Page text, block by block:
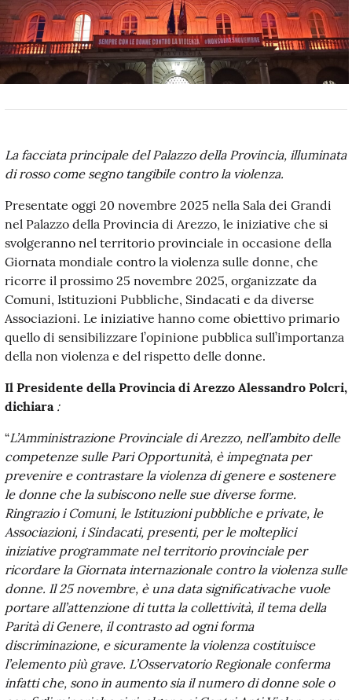
La facciata principale del Palazzo della Provincia, illuminata
di rosso come segno tangibile contro la violenza.
Presentate oggi 20 novembre 2025 nella Sala dei Grandi
nel Palazzo della Provincia di Arezzo, le iniziative che si
svolgeranno nel territorio provinciale in occasione della
Giornata mondiale contro la violenza sulle donne, che
ricorre il prossimo 25 novembre 2025, organizzate da
Comuni, Istituzioni Pubbliche, Sindacati e da diverse
Associazioni. Le iniziative hanno come obiettivo primario
quello di sensibilizzare l’opinione pubblica sull’importanza
della non violenza e del rispetto delle donne.
Il Presidente della Provincia di Arezzo Alessandro Polcri,
dichiara :
“L’Amministrazione Provinciale di Arezzo, nell’ambito delle
competenze sulle Pari Opportunità, è impegnata per
prevenire e contrastare la violenza di genere e sostenere
le donne che la subiscono nelle sue diverse forme.
Ringrazio i Comuni, le Istituzioni pubbliche e private, le
Associazioni, i Sindacati, presenti, per le molteplici
iniziative programmate nel territorio provinciale per
ricordare la Giornata internazionale contro la violenza sulle
donne. Il 25 novembre, è una data significativache vuole
portare all’attenzione di tutta la collettività, il tema della
Parità di Genere, il contrasto ad ogni forma
discriminazione, e sicuramente la violenza costituisce
l’elemento più grave. L’Osservatorio Regionale conferma
infatti che, sono in aumento sia il numero di donne sole o